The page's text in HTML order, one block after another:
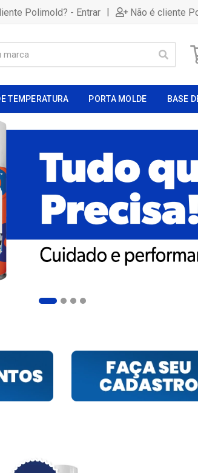
Polimold? - Entrar | Não é cliente
TEMPERATURA PORTA MOLDE BASE